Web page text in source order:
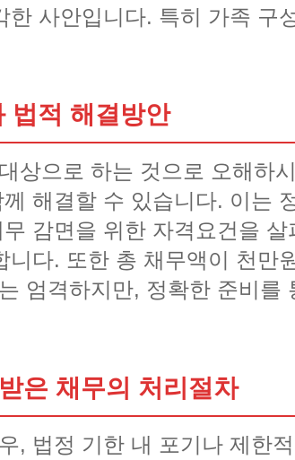
사안입니다. 특히 가족 구
법적 해결방안
상으로 하는 것으로 오해하
해결할 수 있습니다. 이는
감면을 위한 자격요건을
다. 또한 총 채무액이 천만
엄격하지만, 정확한 준비를
은 채무의 처리절차
, 법정 기한 내 포기나 제한